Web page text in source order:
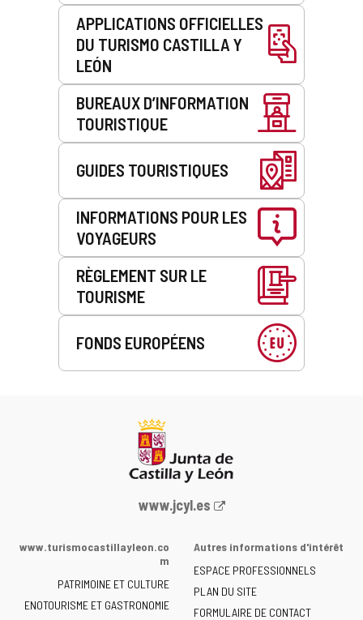
APPLICATIONS OFFICIELLES
DU TURISMO CASTILLA Y
LEÓN
BUREAUX D’INFORMATION
TOURISTIQUE
GUIDES TOURISTIQUES
INFORMATIONS POUR LES
VOYAGEURS
RÈGLEMENT SUR LE
TOURISME
FONDS EUROPÉENS
Portail
la
de
Castilla
www.jcyl.es
www.turismocastillayleon.co
m
PATRIMOINE ET CULTURE
ENOTOURISME ET GASTRONOMIE
Autres informations d'intérêt
ESPACE PROFESSIONNELS
PLAN DU SITE
FORMULAIRE DE CONTACT